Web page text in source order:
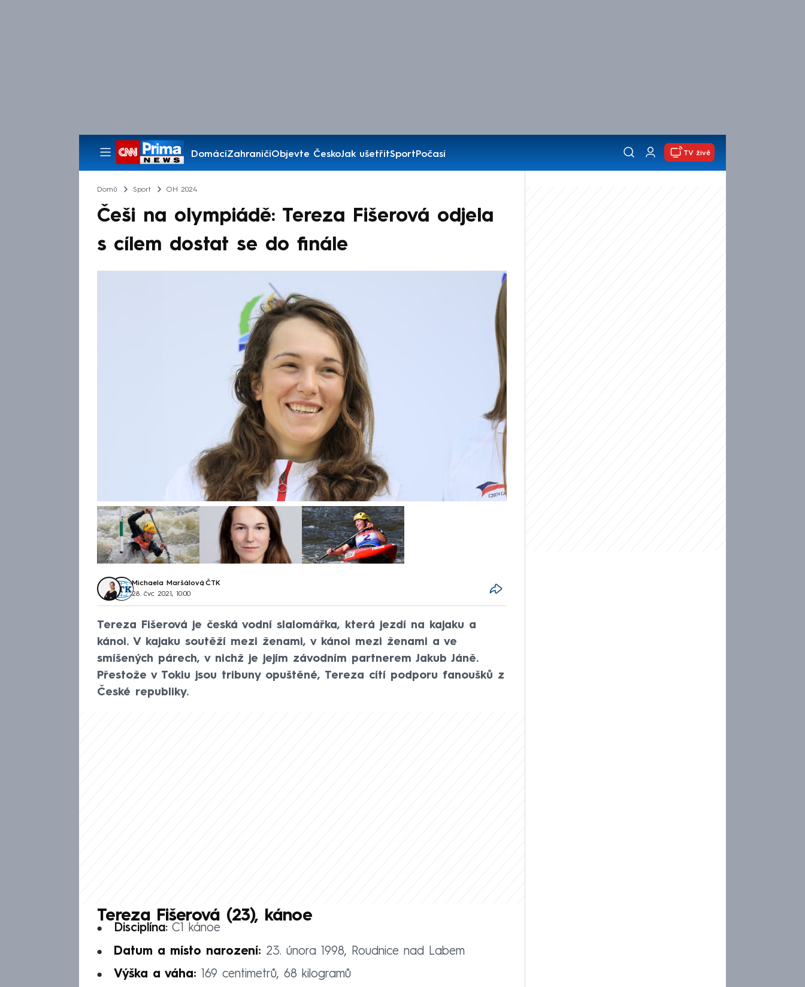
DomácíZahraničíObjevte ČeskoJak ušetřitSportPočasí
Pořady
TV živě
Domů Sport OH 2024
Češi na olympiádě: Tereza Fišerová odjela
s cílem dostat se do finále
Michaela Maršálová, ČTK
28. čvc 2021, 10:00
Tereza Fišerová je česká vodní slalomářka, která jezdí na kajaku a
kánoi. V kajaku soutěží mezi ženami, v kánoi mezi ženami a ve
smíšených párech, v nichž je jejím závodním partnerem Jakub Jáně.
Přestože v Tokiu jsou tribuny opuštěné, Tereza cítí podporu fanoušků z
České republiky.
Tereza Fišerová (23), kánoe
Disciplína:C1 kánoe
Datum a místo narození: 23. února 1998, Roudnice nad Labem
Výška a váha: 169 centimetrů, 68 kilogramů